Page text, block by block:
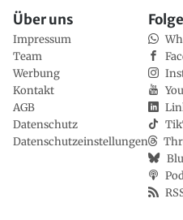
Über uns
Impressum
Team
Werbung
Kontakt
AGB
Datenschutz
Datenschutzeinstellungen